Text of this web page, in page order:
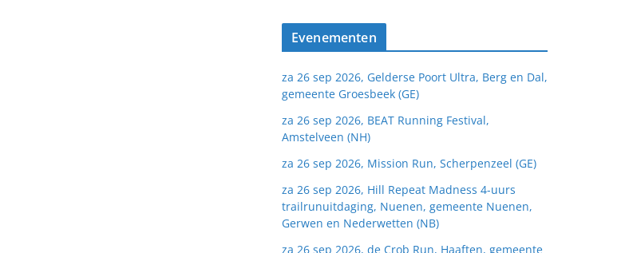
Evenementen
za 26 sep 2026, Gelderse Poort Ultra, Berg en Dal,
gemeente Groesbeek (GE)
za 26 sep 2026, BEAT Running Festival,
Amstelveen (NH)
za 26 sep 2026, Mission Run, Scherpenzeel (GE)
za 26 sep 2026, Hill Repeat Madness 4-uurs
trailrunuitdaging, Nuenen, gemeente Nuenen,
Gerwen en Nederwetten (NB)
za 26 sep 2026, de Crob Run, Haaften, gemeente